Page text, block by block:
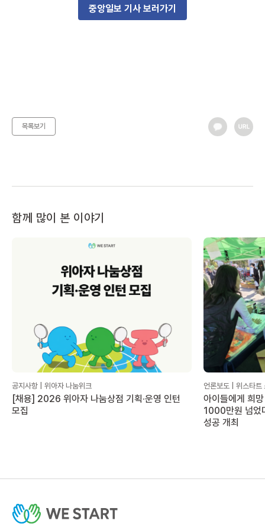
중앙일보 기사 보러가기
목록보기
함께 많이 본 이야기
공지사항 | 위아자 나눔위크
[채용] 2026 위아자 나눔상점 기획·운영 인턴
모집
언론보도 | 위스타트
아이들에게 희
1000만원 넘었
성공 개최